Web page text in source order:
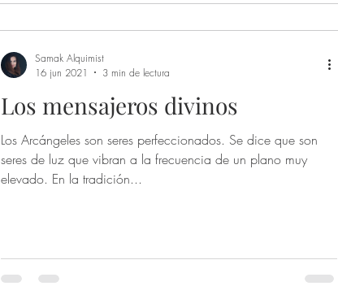
Los mensajeros divinos
Los Arcángeles son seres perfeccionados. Se dice que son
seres de luz que vibran a la frecuencia de un plano muy
elevado. En la tradición...
Samak Alquimist
16 jun 2021
3 min de lectura